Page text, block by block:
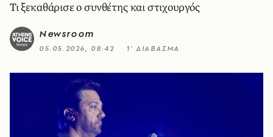
Τι ξεκαθάρισε ο συνθέτης και στιχουργός
Newsroom
05.05.2026, 08:42 1’ ΔΙΑΒΑΣΜΑ